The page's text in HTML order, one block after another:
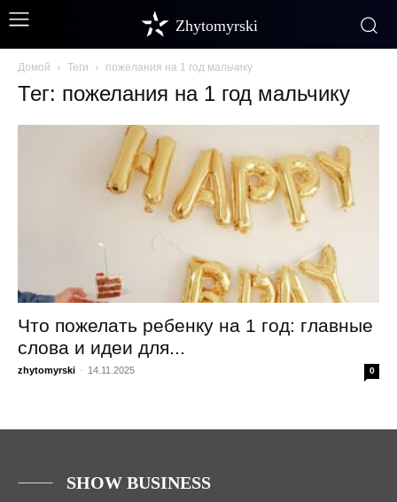
Zhytomyrski
Домой Теги пожелания на 1 год мальчику
Тег: пожелания на 1 год мальчику
Что пожелать ребенку на 1 год: главные
слова и идеи для...
zhytomyrski - 14.11.2025 0
SHOW BUSINESS